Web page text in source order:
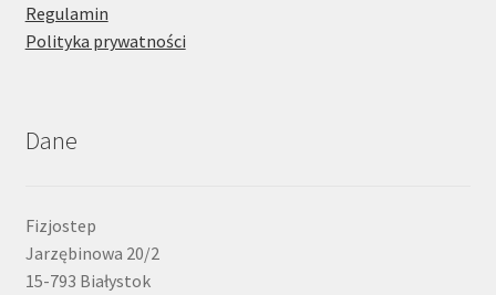
Regulamin
Polityka prywatności
Dane
Fizjostep
Jarzębinowa 20/2
15-793 Białystok